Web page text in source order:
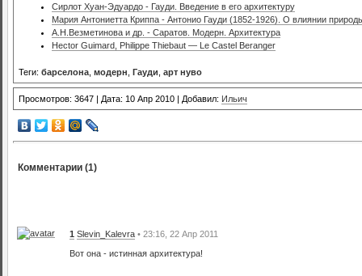
Сирлот Хуан-Эдуардо - Гауди. Введение в его архитектуру
Мария Антониетта Криппа - Антонио Гауди (1852-1926). О влиянии
А.Н.Везметинова и др. - Саратов. Модерн. Архитектура
Hector Guimard, Philippe Thiebaut — Le Castel Beranger
Теги: барселона модерн Гауди арт нуво
Просмотров: 3647 | Дата: 10 Апр 2010 | Добавил: Ильич
Комментарии (1)
1 Slevin_Kalevra • 23:16, 22 Апр 2011
Вот она - истинная архитектура!